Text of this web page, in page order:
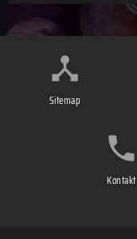
Sitemap
Kontakt